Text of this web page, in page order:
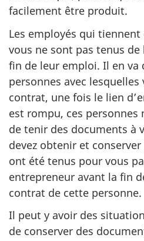
facilement être produit.
Les employés qui
vous ne sont pas tenus de
fin de leur emploi. Il en va
personnes avec
contrat, une fois le lien
est rompu, ces personnes
de tenir des documents à
devez obtenir et
ont été tenus pour vous
entrepreneur avant la fin
contrat de cette personne.
Il peut y avoir des
de conserver des